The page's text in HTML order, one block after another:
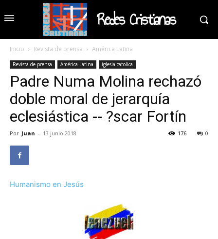
Redes Cristianas
Inicio Revista de prensa América Latina
Revista de prensa América Latina iglesia catolica
Padre Numa Molina rechazó
doble moral de jerarquía
eclesiástica -- ?scar Fortín
Por Juan - 13 junio 2018 0
176
Humanismo en Jesús